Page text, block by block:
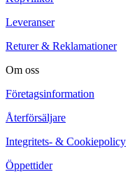
Leveranser
Returer & Reklamationer
Om oss
Företagsinformation
Återförsäljare
Integritets- & Cookiepolicy
Öppettider